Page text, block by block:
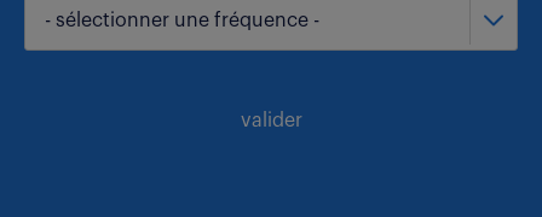
- sélectionner une fréquence -
valider